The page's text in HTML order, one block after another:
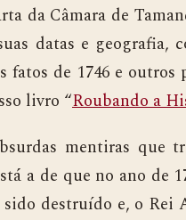
Câmara de
datas e
fatos de 1746 e
livro “Roubando a
mentiras que traz
a de que no ano de
destruído e, o Rei